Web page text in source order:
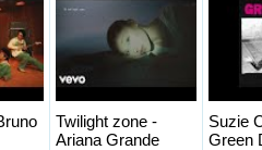
Twilight zone -
Ariana Grande
Suzie
Green